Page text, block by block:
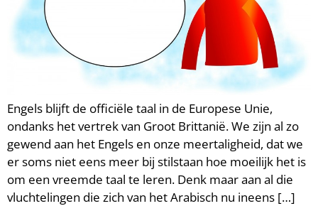
Engels blijft de officiële taal in de Europese Unie,
ondanks het vertrek van Groot Brittanië. We zijn al zo
gewend aan het Engels en onze meertaligheid, dat we
er soms niet eens meer bij stilstaan hoe moeilijk het is
om een vreemde taal te leren. Denk maar aan al die
vluchtelingen die zich van het Arabisch nu ineens […]